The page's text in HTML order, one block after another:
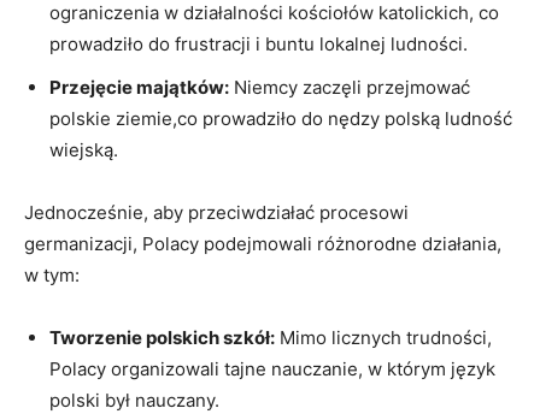
ograniczenia w działalności kościołów katolickich, co
prowadziło do frustracji i buntu lokalnej ludności.
Przejęcie majątków: ⁤Niemcy zaczęli ⁣przejmować
polskie ziemie,co prowadziło do nędzy polską ludność
​wiejską.
Jednocześnie, aby przeciwdziałać procesowi
germanizacji, Polacy podejmowali różnorodne działania,
w tym:
Tworzenie polskich szkół: Mimo licznych trudności,
Polacy organizowali tajne nauczanie, w którym język
polski był nauczany.